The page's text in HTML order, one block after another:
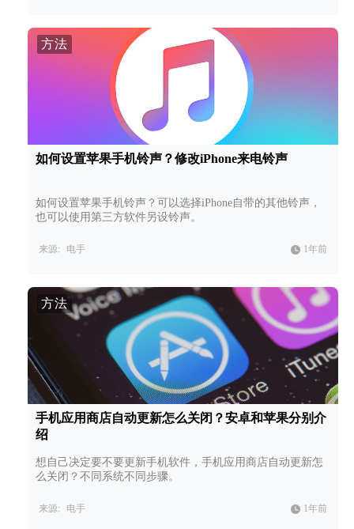
方法
如何设置苹果手机铃声？修改iPhone来电铃声
如何设置苹果手机铃声？可以选择iPhone自带的其他铃声，
也可以使用第三方软件另设铃声。
来源: 电手 1年前
方法
手机应用商店自动更新怎么关闭？安卓和苹果分别介
绍
想自己决定要不要更新手机软件，手机应用商店自动更新怎
么关闭？不同系统不同步骤。
来源: 电手 1年前